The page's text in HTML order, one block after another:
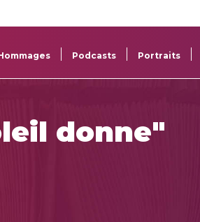
des œuvres
Podcasts Portraits
donne"